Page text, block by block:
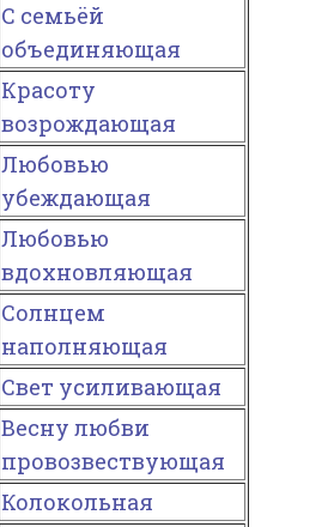
С семьёй
объединяющая
Красоту
возрождающая
Любовью
убеждающая
Любовью
вдохновляющая
Солнцем
наполняющая
Свет усиливающая
Весну любви
провозвествующая
Колокольная